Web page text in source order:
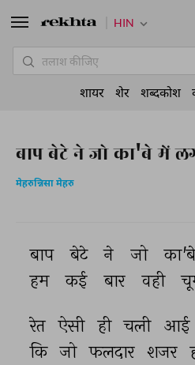
बाप बेटे ने जो का'बे में
मेहरुन्निसा मेहरु
बाप बेटे ने जो
हम
कई बार वही
रेत ऐसी ही चली आई
कि जो फलदार शजर
HIN
शायर शेर शब्दकोश